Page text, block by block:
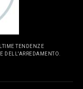
TENDENZE
DELL'ARREDAMENTO.